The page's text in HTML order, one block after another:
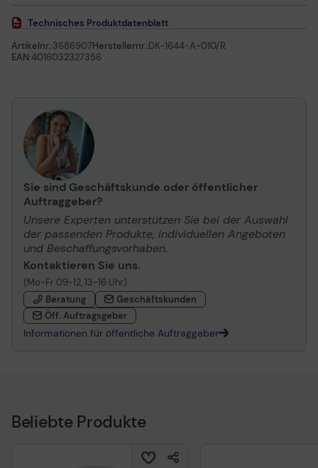
Technisches Produktdatenblatt
Artikelnr.:3686907Herstellernr.:DK-1644-A-010/R
EAN:4016032327356
Sie sind Geschäftskunde oder öffentlicher
Auftraggeber?
Unsere Experten unterstützen Sie bei der Auswahl
der passenden Produkte, individuellen Angeboten
und Beschaffungsvorhaben.
Kontaktieren Sie uns.
(Mo-Fr 09-12, 13-16 Uhr)
Beratung
Geschäftskunden
Öff. Auftragsgeber
Informationen für öffentliche Auftraggeber
Beliebte Produkte